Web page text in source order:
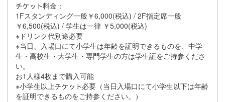
料金：
1Fスタンディング一般￥6,000(税込) / 2F指定席一般
￥6,500(税込) / 学生は一律 ￥5,000(税込)
※ドリンク代別途必要
※当日、入場口にて小学生は年齢を証明できるものを、中学
生・高校生・大学生・専門学生の方は学生証をご持参くださ
い。
お1人様4枚まで購入可能
※小学生以上
必要（当日入場口にて小学生以下は年齢
を証明できるものをご持参ください。）